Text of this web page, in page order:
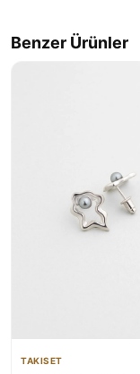
Benzer Ürünler
TAKISET